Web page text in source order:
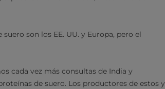
son los EE. UU. y Europa, pero el
cada vez más consultas de India y
de suero. Los productores de estos y